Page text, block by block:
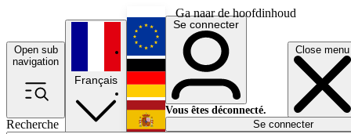
Ga naar de hoofdinhoud
Open sub
navigation
Close menu
Recherche
Français
English
Deutsch
Se connecter
Vous êtes déconnecté.
Se connecter